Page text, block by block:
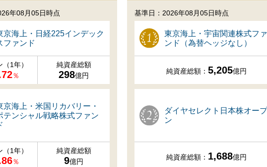
年08月05日時点
京海上・日経225インデック
ファンド
1年）
％
純資産総額
298億円
京海上・米国リカバリー・
テンシャル戦略株式ファン
1年）
％
純資産総額
9億円
基準日：2026年08月05日時点
東京海上・宇宙関連株式ファ
ンド（為替ヘッジなし）
純資産総額： 5,205億円
ダイヤセレクト日本株オー
ン
純資産総額： 1,688億円